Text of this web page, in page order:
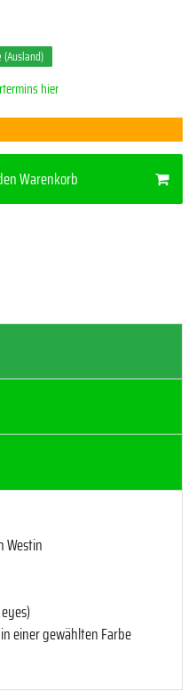
(Ausland)
hier
Warenkorb
Westin
einer gewählten Farbe